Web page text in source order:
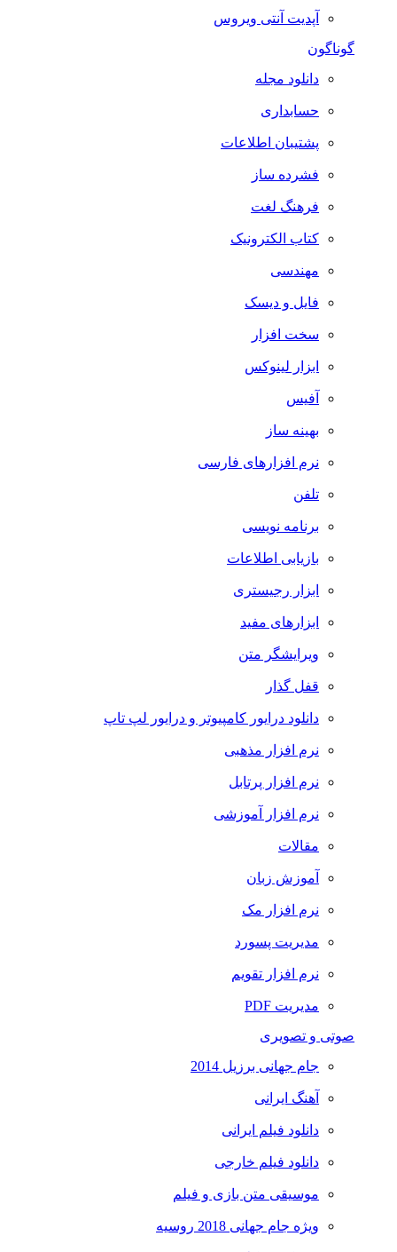
آپدیت آنتی ویروس
گوناگون
دانلود مجله
حسابداری
پشتیبان اطلاعات
فشرده ساز
فرهنگ لغت
کتاب الکترونیک
مهندسی
فایل و دیسک
سخت افزار
ابزار لینوکس
آفیس
بهینه ساز
نرم افزارهای فارسی
تلفن
برنامه نویسی
بازیابی اطلاعات
ابزار رجیستری
ابزارهای مفید
ویرایشگر متن
قفل گذار
دانلود درایور کامپیوتر و درایور لپ تاپ
نرم افزار مذهبی
نرم افزار پرتابل
نرم افزار آموزشی
مقالات
آموزش زبان
نرم افزار مک
مدیریت پسورد
نرم افزار تقویم
مدیریت PDF
صوتی و تصویری
جام جهانی برزیل 2014
آهنگ ایرانی
دانلود فیلم ایرانی
دانلود فیلم خارجی
موسیقی متن بازی و فیلم
ویژه جام جهانی 2018 روسیه